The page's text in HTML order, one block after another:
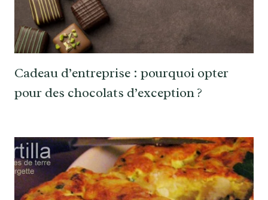
Cadeau d’entreprise : pourquoi opter
pour des chocolats d’exception ?